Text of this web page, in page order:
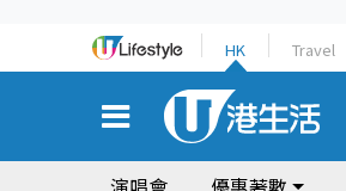
HK Travel